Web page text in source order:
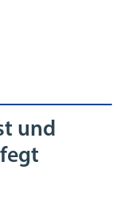
und